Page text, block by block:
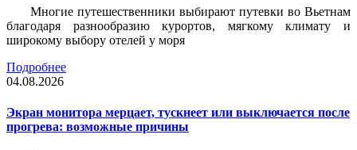
Многие путешественники выбирают путевки во Вьетнам
благодаря разнообразию курортов, мягкому климату и
широкому выбору отелей у моря
Подробнее
04.08.2026
Экран монитора мерцает, тускнеет или выключается после
прогрева: возможные причины